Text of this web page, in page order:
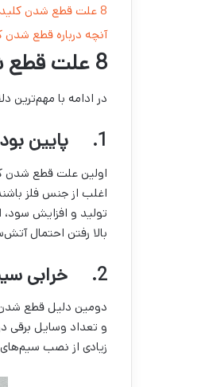
8 علت قطع شدن کلید و پریز برق
آنچه درباره قطع شدن
8 علت قطع شدن کلید و پریز برق
در ادامه با مهم‌ترین
1. پایین بودن کیفیت کلید و پریز برق
اولین علت قطع شدن
اغلب از جنس فلز
تولید و افزایش سود،
بالا رفتن احتمال
2. خرابی سیم‌کشی داخل کلید و پریز برق
دومین دلیل قطع شدن
و تعداد وسایل برقی
زیادی از نصب